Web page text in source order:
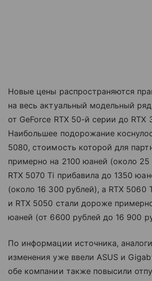
Новые цены распространяются
на весь актуальный модельный
от GeForce RTX 50-й серии до RTX
Наибольшее подорожание
5080, стоимость которой для
примерно на 2100 юаней (около 25
RTX 5070 Ti прибавила до 1350
(около 16 300 рублей), а RTX 5060
и RTX 5050 стали дороже
юаней (от 6600 рублей до 16 900
По информации источника,
изменения уже ввели ASUS и
обе компании также повысили